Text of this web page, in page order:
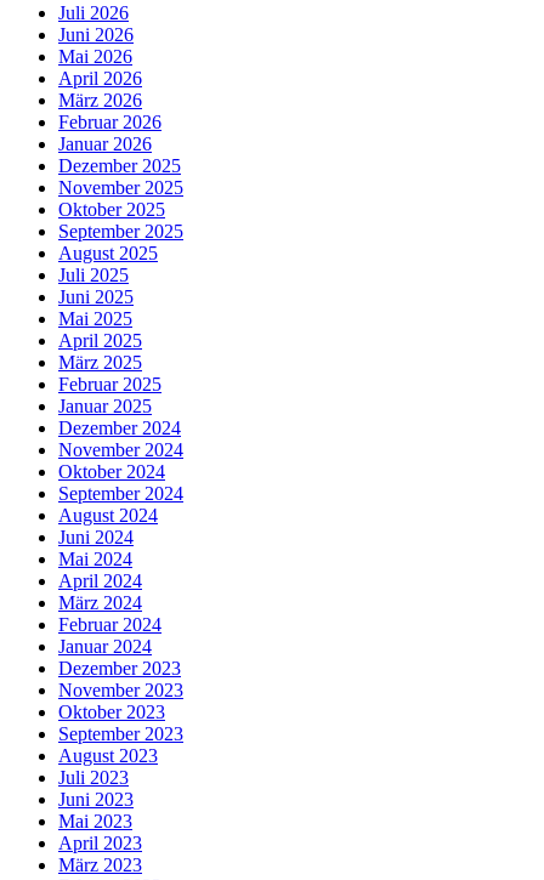
Juli 2026
Juni 2026
Mai 2026
April 2026
März 2026
Februar 2026
Januar 2026
Dezember 2025
November 2025
Oktober 2025
September 2025
August 2025
Juli 2025
Juni 2025
Mai 2025
April 2025
März 2025
Februar 2025
Januar 2025
Dezember 2024
November 2024
Oktober 2024
September 2024
August 2024
Juni 2024
Mai 2024
April 2024
März 2024
Februar 2024
Januar 2024
Dezember 2023
November 2023
Oktober 2023
September 2023
August 2023
Juli 2023
Juni 2023
Mai 2023
April 2023
März 2023